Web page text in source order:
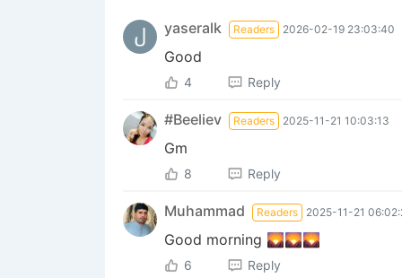
yaseralk Readers 2026-02-19 23:03:40
Good
4 Reply
#Beeliev Readers 2025-11-21 10:03:13
Gm
8 Reply
Muhammad Readers 2025-11-21
Good morning 🌄🌄🌄
6 Reply